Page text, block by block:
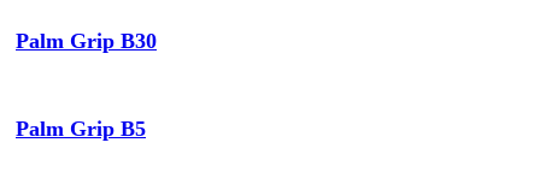
Palm Grip B30
Palm Grip B5